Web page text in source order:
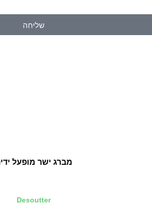
שליחה
מברג ישר מופעל
Desoutter